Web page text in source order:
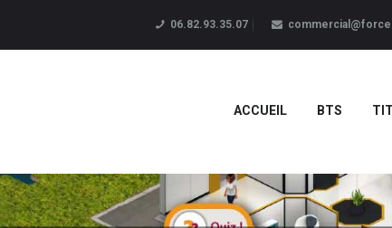
06.82.93.35.07
ACCUEIL BTS